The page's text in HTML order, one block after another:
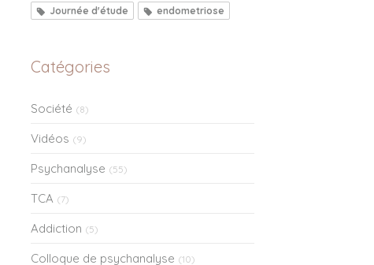
Journée d'étude
endometriose
Catégories
Société (8)
Vidéos (9)
Psychanalyse (55)
TCA (7)
Addiction (5)
Colloque de psychanalyse (10)